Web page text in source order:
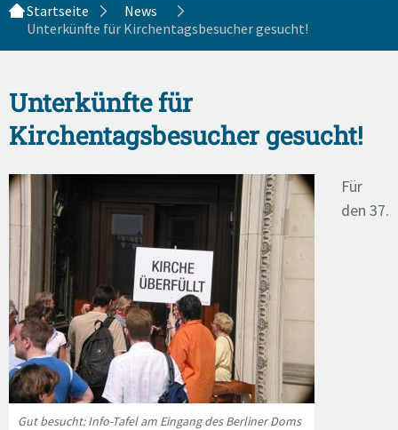
Startseite
News
Unterkünfte für Kirchentagsbesucher gesucht!
Unterkünfte für
Kirchentagsbesucher gesucht!
Gut besucht: Info-Tafel am Eingang des Berliner Doms
Für
den 37.